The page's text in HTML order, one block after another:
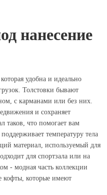
нанесение
удобна и идеально
Толстовки бывают
с карманами или без них.
и сохраняет
таков, что помогает вам
температуру тела
материал, используемый для
для спортзала или на
- модная часть коллекции
кофты, которые имеют